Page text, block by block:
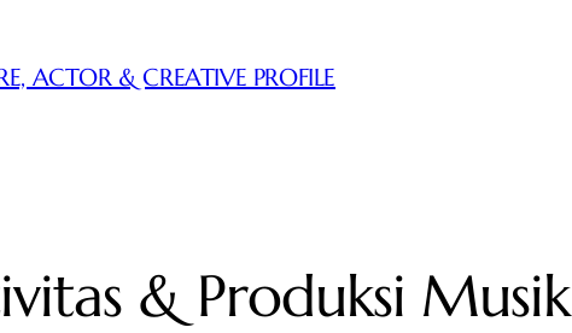
ACTOR & CREATIVE PROFILE
& Produksi Musik